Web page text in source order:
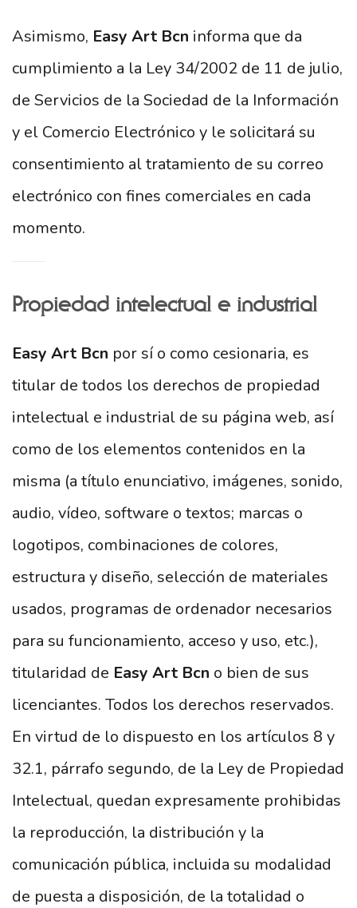
Asimismo, Easy Art Bcn informa que da
cumplimiento a la Ley 34/2002 de 11 de julio,
de Servicios de la Sociedad de la Información
y el Comercio Electrónico y le solicitará su
consentimiento al tratamiento de su correo
electrónico con fines comerciales en cada
momento.
Propiedad intelectual e industrial
Easy Art Bcn por sí o como cesionaria, es
titular de todos los derechos de propiedad
intelectual e industrial de su página web, así
como de los elementos contenidos en la
misma (a título enunciativo, imágenes, sonido,
audio, vídeo, software o textos; marcas o
logotipos, combinaciones de colores,
estructura y diseño, selección de materiales
usados, programas de ordenador necesarios
para su funcionamiento, acceso y uso, etc.),
titularidad de Easy Art Bcn o bien de sus
licenciantes. Todos los derechos reservados.
En virtud de lo dispuesto en los artículos 8 y
32.1, párrafo segundo, de la Ley de Propiedad
Intelectual, quedan expresamente prohibidas
la reproducción, la distribución y la
comunicación pública, incluida su modalidad
de puesta a disposición, de la totalidad o